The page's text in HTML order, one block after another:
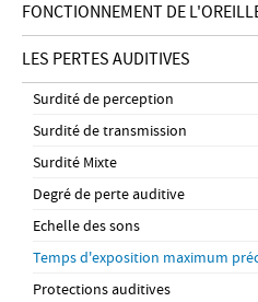
FONCTIONNEMENT DE
LES PERTES AUDITIVES
Surdité de perception
Surdité de transmission
Surdité Mixte
Degré de perte auditive
Echelle des sons
Temps d'exposition maximum
Protections auditives